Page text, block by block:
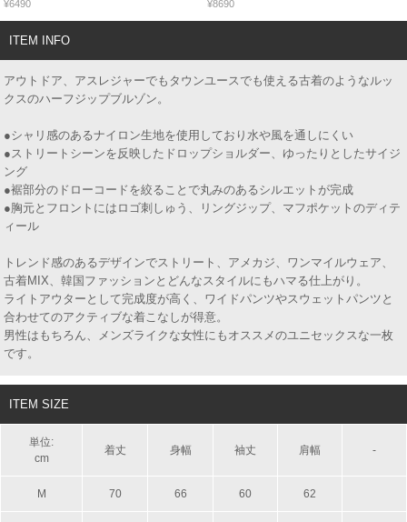
¥6490 ¥8690
ITEM INFO
アウトドア、アスレジャーでもタウンユースでも使える古着のようなルッ
クスのハーフジップブルゾン。
●シャリ感のあるナイロン生地を使用しており水や風を通しにくい
●ストリートシーンを反映したドロップショルダー、ゆったりとしたサイジ
ング
●裾部分のドローコードを絞ることで丸みのあるシルエットが完成
●胸元とフロントにはロゴ刺しゅう、リングジップ、マフポケットのディテ
ィール
トレンド感のあるデザインでストリート、アメカジ、ワンマイルウェア、
古着MIX、韓国ファッションとどんなスタイルにもハマる仕上がり。
ライトアウターとして完成度が高く、ワイドパンツやスウェットパンツと
合わせてのアクティブな着こなしが得意。
男性はもちろん、メンズライクな女性にもオススメのユニセックスな一枚
です。
ITEM SIZE
単位:
cm
着丈 身幅 袖丈 肩幅 -
M 70 66 60 62